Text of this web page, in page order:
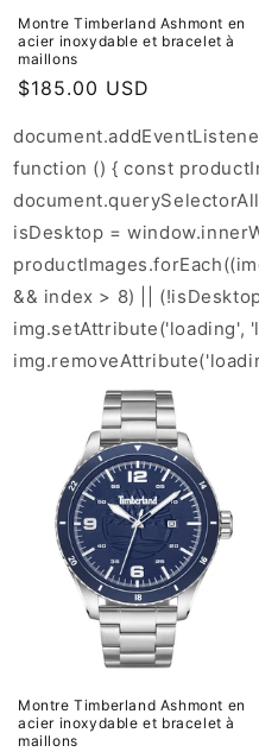
Montre Timberland Ashmont en
acier inoxydable et bracelet à
maillons
Prix
$185.00 USD
function () { const
isDesktop =
&& index > 8) ||
img.setAttribute('loading',
Montre Timberland Ashmont en
acier inoxydable et bracelet à
maillons